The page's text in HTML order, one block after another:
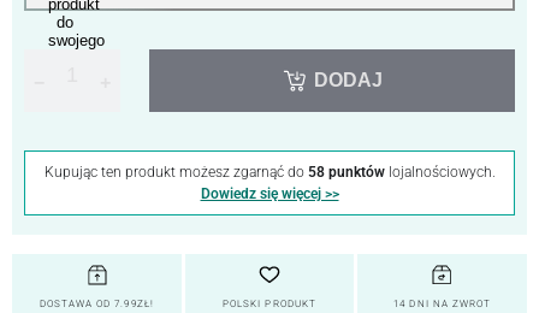
DODAJ
Kupując ten produkt możesz zgarnąć do 58 punktówlojalnościowych.
Dowiedz się więcej >>
DOSTAWA OD 7.99ZŁ! POLSKI PRODUKT 14 DNI NA ZWROT